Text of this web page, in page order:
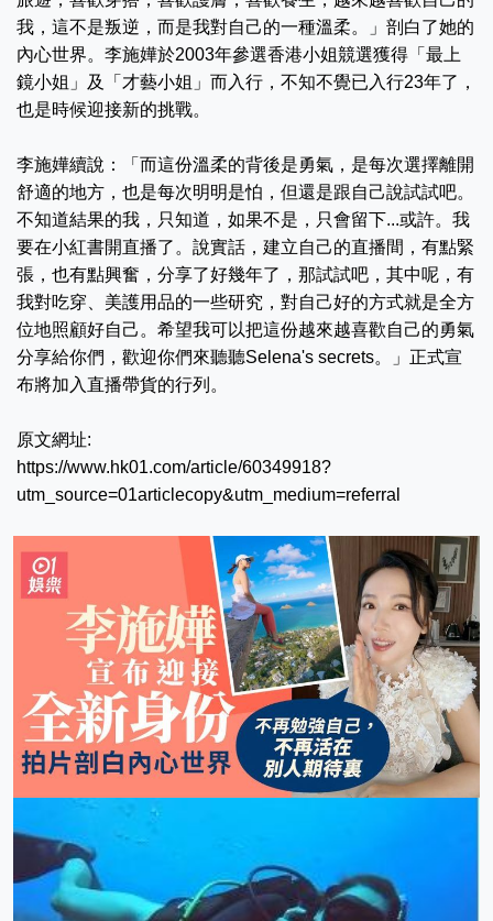
我，這不是叛逆，而是我對自己的一種溫柔。」剖白了她的
內心世界。李施嬅於2003年參選香港小姐競選獲得「最上
鏡小姐」及「才藝小姐」而入行，不知不覺已入行23年了，
也是時候迎接新的挑戰。
李施嬅續說：「而這份溫柔的背後是勇氣，是每次選擇離開
舒適的地方，也是每次明明是怕，但還是跟自己說試試吧。
不知道結果的我，只知道，如果不是，只會留下...或許。我
要在小紅書開直播了。說實話，建立自己的直播間，有點緊
張，也有點興奮，分享了好幾年了，那試試吧，其中呢，有
我對吃穿、美護用品的一些研究，對自己好的方式就是全方
位地照顧好自己。希望我可以把這份越來越喜歡自己的勇氣
分享給你們，歡迎你們來聽聽Selena's secrets。」正式宣
布將加入直播帶貨的行列。
原文網址:
https://www.hk01.com/article/60349918?
utm_source=01articlecopy&utm_medium=referral